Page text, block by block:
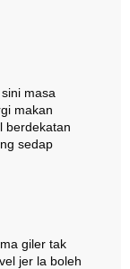
masa
makan
berdekatan
sedap
giler tak
jer la boleh